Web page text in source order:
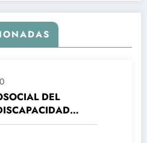
0
DEL
A LA
LA SOCIEDAD